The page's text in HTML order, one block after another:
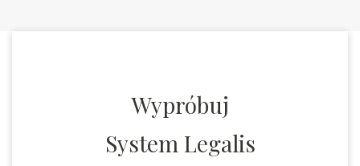
Wypróbuj
System Legalis